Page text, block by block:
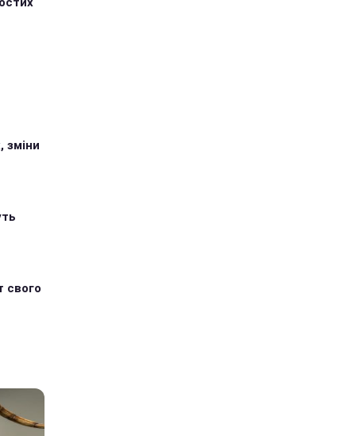
зміни
свого